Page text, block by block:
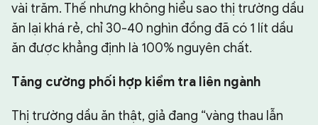
vài trăm. Thế nhưng không hiểu sao thị trường dầu
ăn lại khá rẻ, chỉ 30-40 nghìn đồng đã có 1 lít dầu
ăn được khẳng định là 100% nguyên chất.
Tăng cường phối hợp kiểm tra liên ngành
Thị trường dầu ăn thật, giả đang “vàng thau lẫn